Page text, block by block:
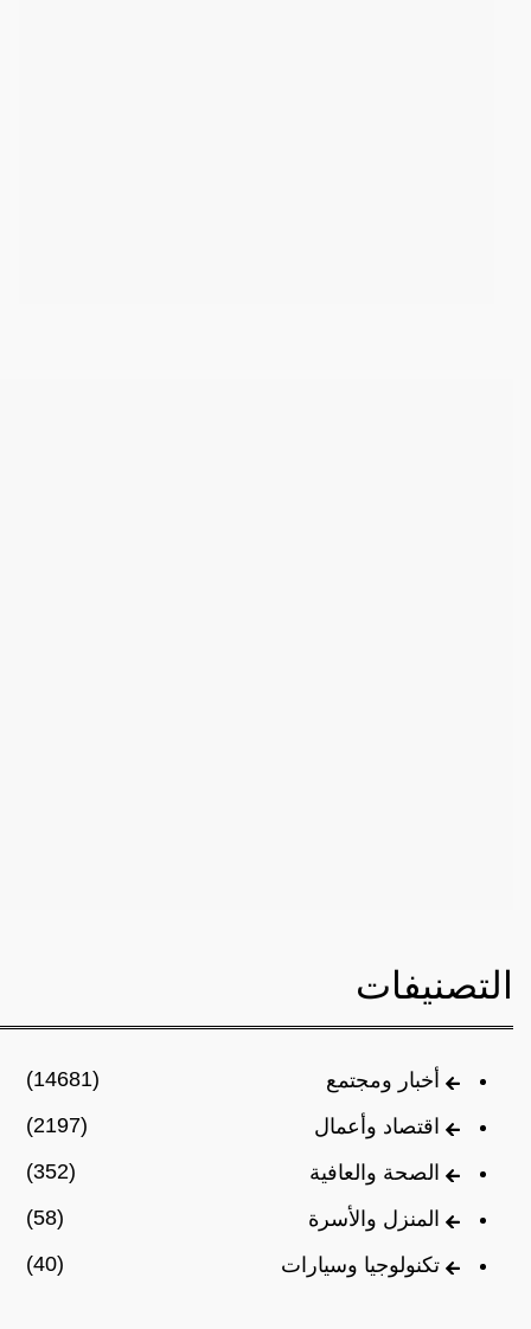
التصنيفات
أخبار ومجتمع
(14681)
اقتصاد وأعمال
(2197)
الصحة والعافية
(352)
المنزل والأسرة
(58)
تكنولوجيا وسيارات
(40)